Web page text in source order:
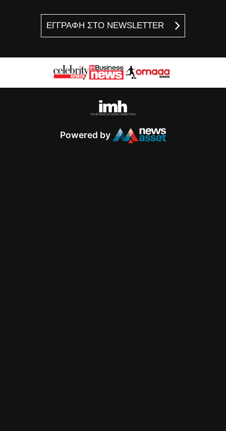
ΕΓΓΡΑΦΗ ΣΤΟ NEWSLETTER
Powered by